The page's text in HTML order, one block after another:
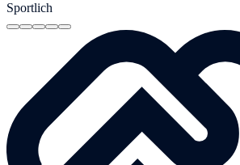
Sportlich